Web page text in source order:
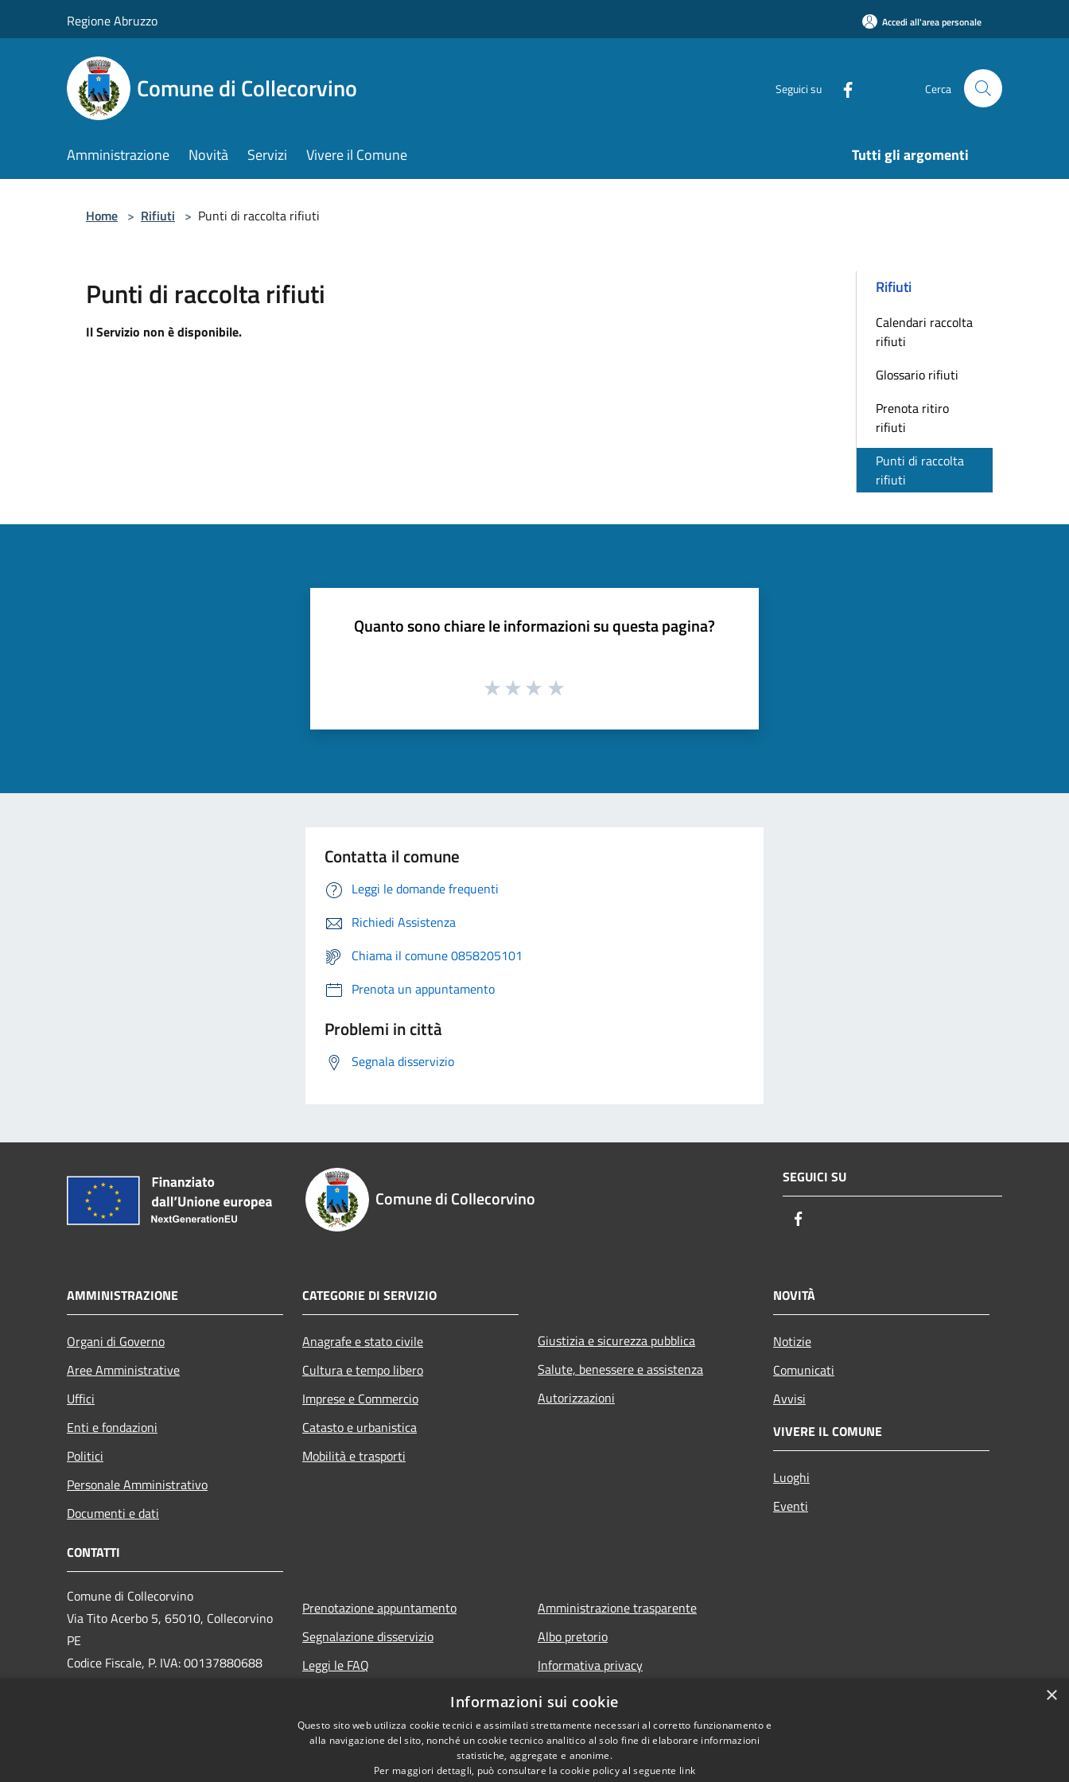
Regione Abruzzo Accedi all'area personale
Comune di Collecorvino Seguici su Cerca
Amministrazione Novità Servizi Vivere il Comune Tutti gli argomenti
Home > Rifiuti > Punti di raccolta rifiuti
Punti di raccolta rifiuti
Il Servizio non è disponibile.
Rifiuti
Calendari raccolta
rifiuti
Glossario rifiuti
Prenota ritiro
rifiuti
Punti di raccolta
rifiuti
Quanto sono chiare le informazioni su questa pagina?
Contatta il comune
Leggi le domande frequenti
Richiedi Assistenza
Chiama il comune 0858205101
Prenota un appuntamento
Problemi in città
Segnala disservizio
Comune di Collecorvino
SEGUICI SU
AMMINISTRAZIONE
Organi di Governo
Aree Amministrative
Uffici
Enti e fondazioni
Politici
Personale Amministrativo
Documenti e dati
CATEGORIE DI SERVIZIO
Anagrafe e stato civile
Cultura e tempo libero
Imprese e Commercio
Catasto e urbanistica
Mobilità e trasporti
Giustizia e sicurezza pubblica
Salute, benessere e assistenza
Autorizzazioni
NOVITÀ
Notizie
Comunicati
Avvisi
VIVERE IL COMUNE
Luoghi
Eventi
CONTATTI
Comune di Collecorvino
Via Tito Acerbo 5, 65010, Collecorvino
PE
Codice Fiscale, P. IVA: 00137880688
protocollo.collecorvino@raccomandata.eu
Prenotazione appuntamento
Segnalazione disservizio
Leggi le FAQ
Amministrazione trasparente
Albo pretorio
Informativa privacy
Note legali
Dichiarazione di accessibilità
×
Informazioni sui cookie
Questo sito web utilizza cookie tecnici e assimilati strettamente necessari al corretto funzionamento e
alla navigazione del sito, nonché un cookie tecnico analitico al solo fine di elaborare informazioni
statistiche, aggregate e anonime.
Per maggiori dettagli, può consultare la cookie policy al seguente link